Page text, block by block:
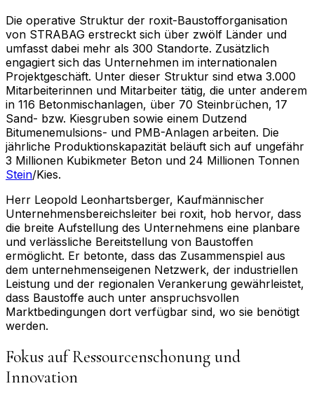
Die operative Struktur der roxit-Baustofforganisation
von STRABAG erstreckt sich über zwölf Länder und
umfasst dabei mehr als 300 Standorte. Zusätzlich
engagiert sich das Unternehmen im internationalen
Projektgeschäft. Unter dieser Struktur sind etwa 3.000
Mitarbeiterinnen und Mitarbeiter tätig, die unter anderem
in 116 Betonmischanlagen, über 70 Steinbrüchen, 17
Sand- bzw. Kiesgruben sowie einem Dutzend
Bitumenemulsions- und PMB-Anlagen arbeiten. Die
jährliche Produktionskapazität beläuft sich auf ungefähr
3 Millionen Kubikmeter Beton und 24 Millionen Tonnen
Stein/Kies.
Herr Leopold Leonhartsberger, Kaufmännischer
Unternehmensbereichsleiter bei roxit, hob hervor, dass
die breite Aufstellung des Unternehmens eine planbare
und verlässliche Bereitstellung von Baustoffen
ermöglicht. Er betonte, dass das Zusammenspiel aus
dem unternehmenseigenen Netzwerk, der industriellen
Leistung und der regionalen Verankerung gewährleistet,
dass Baustoffe auch unter anspruchsvollen
Marktbedingungen dort verfügbar sind, wo sie benötigt
werden.
Fokus auf Ressourcenschonung und
Innovation